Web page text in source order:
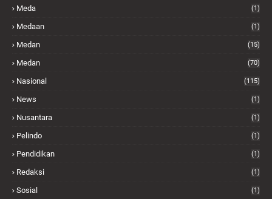
Meda (1)
Medaan (1)
Medan (15)
Medan (70)
Nasional (115)
News (1)
Nusantara (1)
Pelindo (1)
Pendidikan (1)
Redaksi (1)
Sosial (1)